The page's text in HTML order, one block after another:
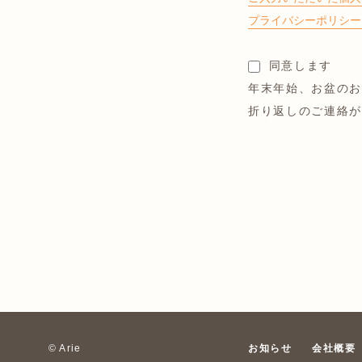
プライバシーポリシ
同意します
年末年始、お盆の
折り返しのご連絡
© Arie お知らせ 会社概要